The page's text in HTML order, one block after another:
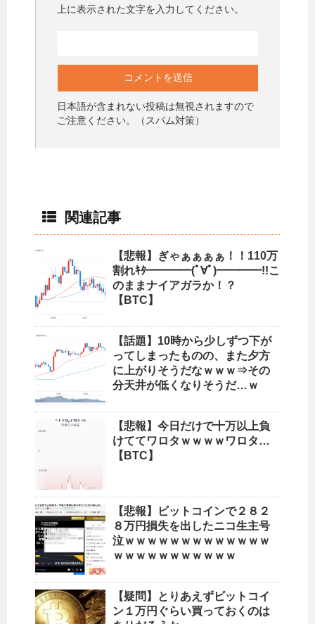
上に表示された文字を入力してください。
日本語が含まれない投稿は無視されますので
ご注意ください。（スパム対策）
関連記事
【悲報】ぎゃぁぁぁぁ！！110万
割れｷﾀ━━━━(ﾟ∀ﾟ)━━━━!!こ
のままナイアガラか！？
【BTC】
【話題】10時から少しずつ下が
ってしまったものの、また夕方
に上がりそうだなｗｗｗ⇒その
分天井が低くなりそうだ…ｗ
【悲報】今日だけで十万以上負
けててワロタｗｗｗｗワロタ…
【BTC】
【悲報】ビットコインで２８２
８万円損失を出したニコ生主号
泣ｗｗｗｗｗｗｗｗｗｗｗｗｗ
ｗｗｗｗｗｗｗｗｗｗｗ
【疑問】とりあえずビットコイ
ン１万円ぐらい買っておくのは